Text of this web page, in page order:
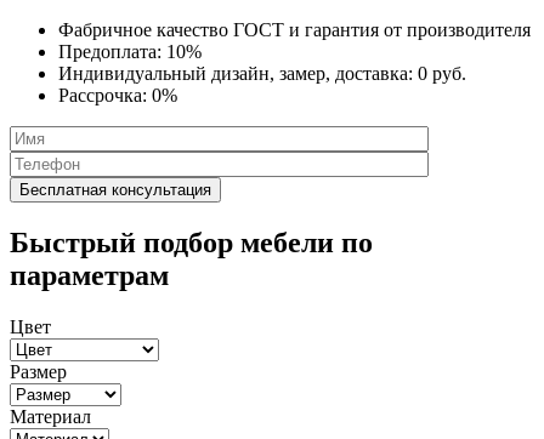
Фабричное качество ГОСТ и гарантия от производителя
Предоплата: 10%
Индивидуальный дизайн, замер, доставка: 0 руб.
Рассрочка: 0%
Быстрый подбор мебели по
параметрам
Цвет
Размер
Материал